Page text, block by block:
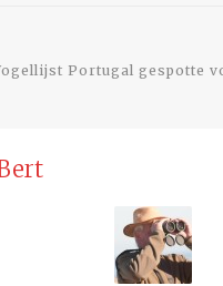
Portugal gespotte